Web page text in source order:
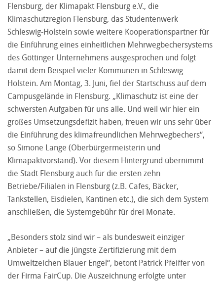
Flensburg, der Klimapakt Flensburg e.V., die
Klimaschutzregion Flensburg, das Studentenwerk
Schleswig-Holstein sowie weitere Kooperationspartner für
die Einführung eines einheitlichen Mehrwegbechersystems
des Göttinger Unternehmens ausgesprochen und folgt
damit dem Beispiel vieler Kommunen in Schleswig-
Holstein. Am Montag, 3. Juni, fiel der Startschuss auf dem
Campusgelände in Flensburg. „Klimaschutz ist eine der
schwersten Aufgaben für uns alle. Und weil wir hier ein
großes Umsetzungsdefizit haben, freuen wir uns sehr über
die Einführung des klimafreundlichen Mehrwegbechers“,
so Simone Lange (Oberbürgermeisterin und
Klimapaktvorstand). Vor diesem Hintergrund übernimmt
die Stadt Flensburg auch für die ersten zehn
Betriebe/Filialen in Flensburg (z.B. Cafes, Bäcker,
Tankstellen, Eisdielen, Kantinen etc.), die sich dem System
anschließen, die Systemgebühr für drei Monate.
„Besonders stolz sind wir – als bundesweit einziger
Anbieter – auf die jüngste Zertifizierung mit dem
Umweltzeichen Blauer Engel“, betont Patrick Pfeiffer von
der Firma FairCup. Die Auszeichnung erfolgte unter